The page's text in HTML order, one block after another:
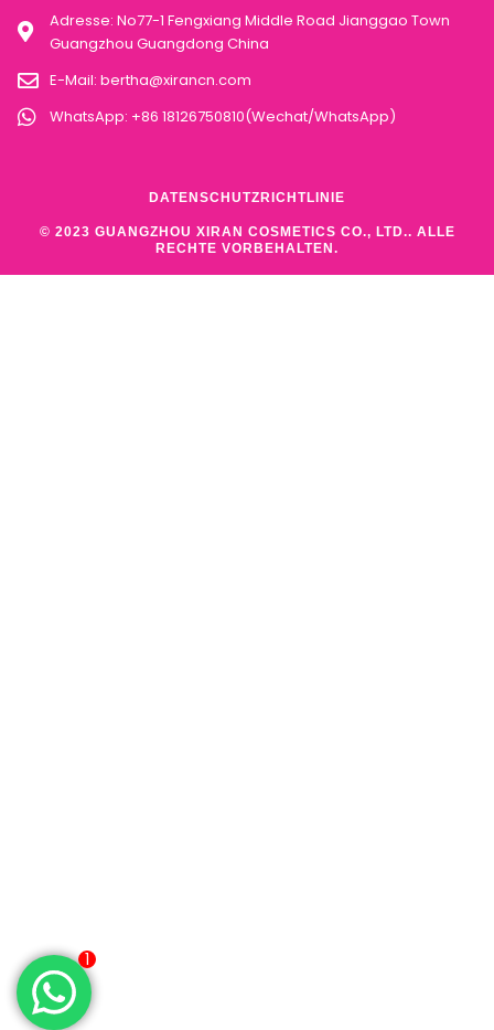
Adresse: No77-1 Fengxiang Middle Road Jianggao Town
Guangzhou Guangdong China
E-Mail: bertha@xirancn.com
WhatsApp: +86 18126750810(Wechat/WhatsApp)
© 2023 GUANGZHOU XIRAN COSMETICS CO., LTD.. ALLE
RECHTE VORBEHALTEN.
DATENSCHUTZRICHTLINIE